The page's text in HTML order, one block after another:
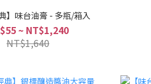
】味台油膏 - 多瓶/箱入
~ NT$1,240
NT$1,640